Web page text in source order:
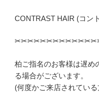
CONTRAST HAIR (コン
柏ご指名のお客様は遅め
る場合がございます。
(何度かご来店されてい